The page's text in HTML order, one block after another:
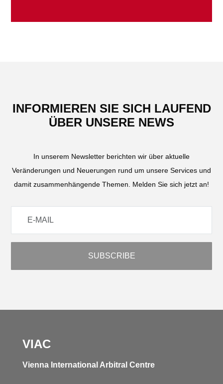
INFORMIEREN SIE SICH LAUFEND
ÜBER UNSERE NEWS
In unserem Newsletter berichten wir über aktuelle
Veränderungen und Neuerungen rund um unsere Services und
damit zusammenhängende Themen. Melden Sie sich jetzt an!
VIAC
Vienna International Arbitral Centre